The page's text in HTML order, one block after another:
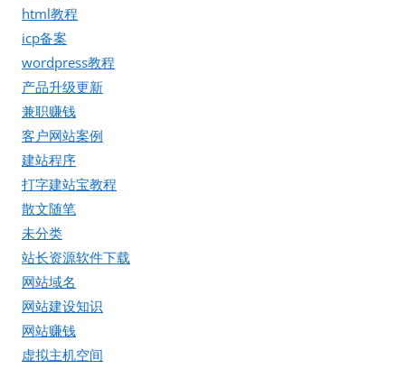
html教程
icp备案
wordpress教程
产品升级更新
兼职赚钱
客户网站案例
建站程序
打字建站宝教程
散文随笔
未分类
站长资源软件下载
网站域名
网站建设知识
网站赚钱
虚拟主机空间